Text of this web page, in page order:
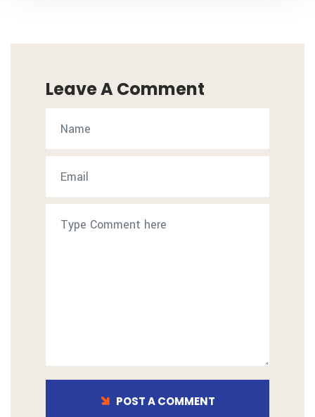
Leave A Comment
POST A COMMENT